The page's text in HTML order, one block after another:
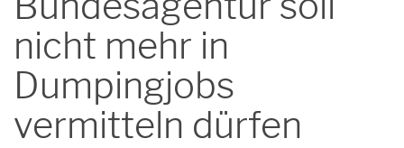
nicht mehr in
Dumpingjobs
vermitteln dürfen